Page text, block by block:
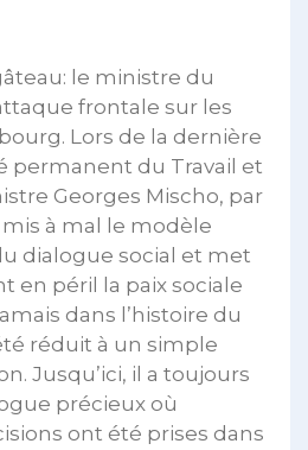
le ministre du
frontale sur les
Lors de la dernière
permanent du Travail et
Georges Mischo, par
à mal le modèle
dialogue social et met
en péril la paix sociale
dans l’histoire du
réduit à un simple
Jusqu’ici, il a toujours
précieux où
ont été prises dans